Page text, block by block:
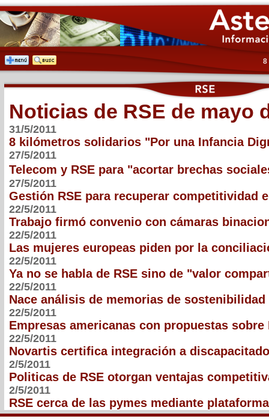
8
Noticias de RSE de mayo
31/5/2011
8 kilómetros solidarios "Por una Infancia
27/5/2011
Telecom y RSE para "acortar brechas
27/5/2011
Gestión RSE para recuperar competitividad
22/5/2011
Trabajo firmó convenio con cámaras
22/5/2011
Las mujeres europeas piden por la
22/5/2011
Ya no se habla de RSE sino de "valor
22/5/2011
Nace análisis de memorias de sostenibilidad
22/5/2011
Empresas americanas con propuestas sobre
22/5/2011
Novartis certifica integración a
2/5/2011
Politicas de RSE otorgan ventajas
2/5/2011
RSE cerca de las pymes mediante